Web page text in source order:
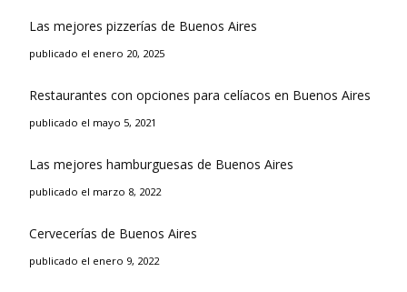
Las mejores pizzerías de Buenos Aires
publicado el enero 20, 2025
Restaurantes con opciones para celíacos en Buenos Aires
publicado el mayo 5, 2021
Las mejores hamburguesas de Buenos Aires
publicado el marzo 8, 2022
Cervecerías de Buenos Aires
publicado el enero 9, 2022